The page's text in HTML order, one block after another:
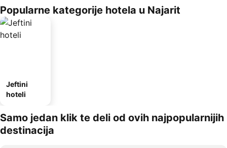
Popularne kategorije hotela u Najarit
Jeftini
hoteli
Samo jedan klik te deli od ovih najpopularnijih
destinacija